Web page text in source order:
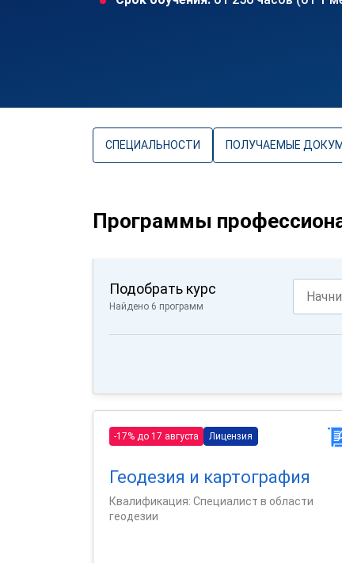
СПЕЦИАЛЬНОСТИ ПОЛУЧАЕМЫЕ
Программы
Подобрать курс
Найдено 6 программ
-17% до 17 августа Лицензия
Геодезия и картография
Квалификация: Специалист в области
геодезии